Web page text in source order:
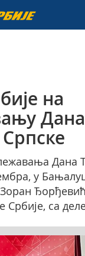
на
Дана
Дана
у
са